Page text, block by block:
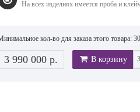
На всех изделиях имеется проба и
кол-во для заказа этого товара: 30.
3 990 000 р. В корзину